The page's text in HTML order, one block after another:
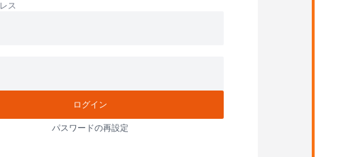
ス
ログイン
パスワードの再設定